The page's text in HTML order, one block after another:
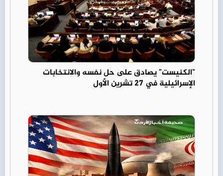
"الكنيست" يصادق على حل نفسه والانتخابات
الإسرائيلية في 27 تشرين الأول